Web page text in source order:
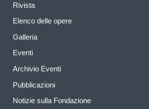
Rivista
Elenco delle opere
Galleria
Eventi
Archivio Eventi
Pubblicazioni
Notizie sulla Fondazione